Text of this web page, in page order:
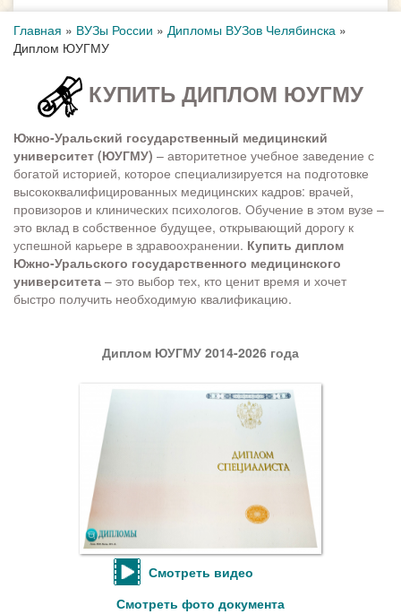
Главная » ВУЗы России » Дипломы ВУЗов Челябинска »
Диплом ЮУГМУ
КУПИТЬ ДИПЛОМ ЮУГМУ
Южно-Уральский государственный медицинский
университет (ЮУГМУ) – авторитетное учебное заведение с
богатой историей, которое специализируется на подготовке
высококвалифицированных медицинских кадров: врачей,
провизоров и клинических психологов. Обучение в этом вузе –
это вклад в собственное будущее, открывающий дорогу к
успешной карьере в здравоохранении. Купить диплом
Южно-Уральского государственного медицинского
университета – это выбор тех, кто ценит время и хочет
быстро получить необходимую квалификацию.
Диплом ЮУГМУ 2014-2026 года
Смотреть видео
Смотреть фото документа